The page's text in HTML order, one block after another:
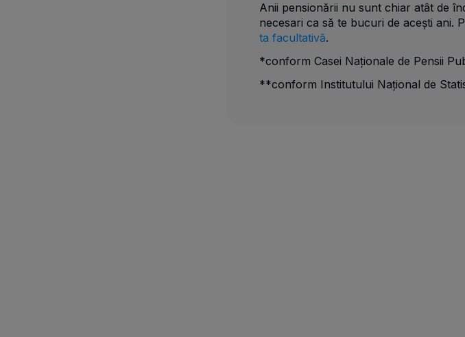
Anii pensionării nu sunt chiar atât de
necesari ca să te bucuri de acești ani.
ta facultativă.
*conform Casei Naționale de Pensii
**conform Institutului Național de